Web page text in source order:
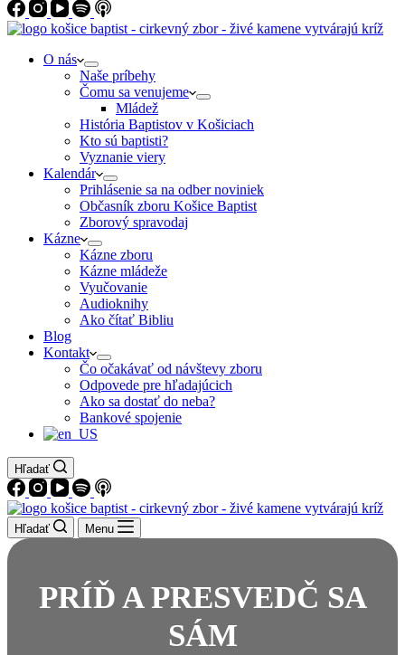
O nás
Naše príbehy
Čomu sa venujeme
Mládež
História Baptistov v Košiciach
Kto sú baptisti?
Vyznanie viery
Kalendár
Prihlásenie sa na odber noviniek
Občasník zboru Košice Baptist
Zborový spravodaj
Kázne
Kázne zboru
Kázne mládeže
Vyučovanie
Audioknihy
Ako čítať Bibliu
Blog
Kontakt
Čo očakávať od návštevy zboru
Odpovede pre hľadajúcich
Ako sa dostať do neba?
Bankové spojenie
Hľadať
Hľadať Menu
PRÍĎ A PRESVEDČ SA
SÁM